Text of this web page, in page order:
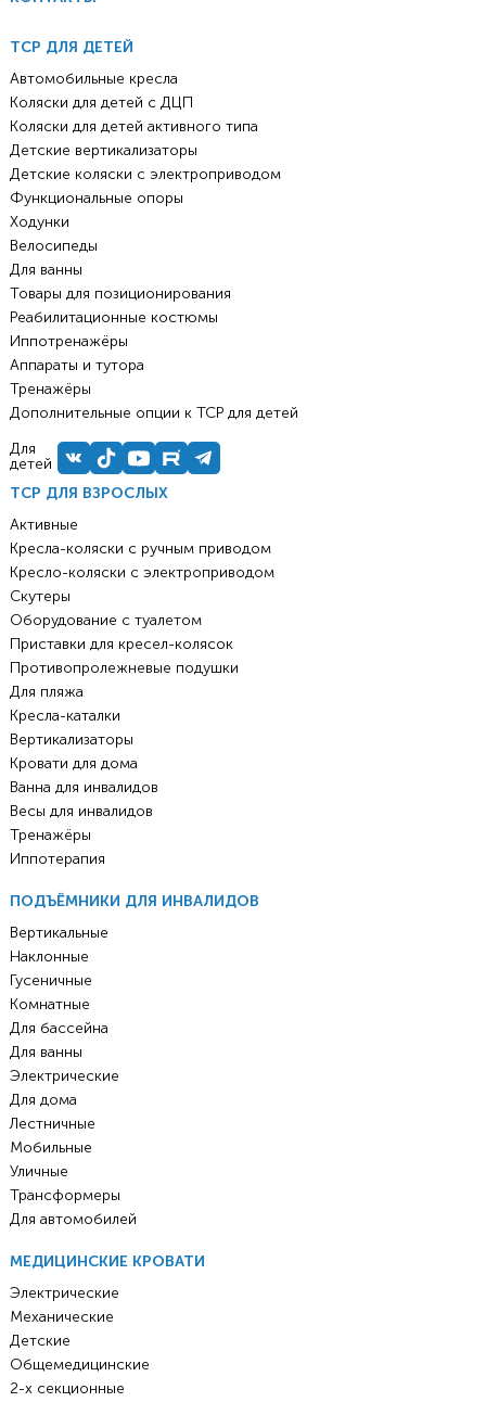
ТСР ДЛЯ ВЗРОСЛЫХ
Активные
Кресла-коляски с ручным приводом
Кресло-коляски с электроприводом
Скутеры
Оборудование с туалетом
Приставки для кресел-колясок
Противопролежневые подушки
Для пляжа
Кресла-каталки
Вертикализаторы
Кровати для дома
Ванна для инвалидов
Весы для инвалидов
Тренажёры
Иппотерапия
ПОДЪЁМНИКИ ДЛЯ ИНВАЛИДОВ
Вертикальные
Наклонные
Гусеничные
Комнатные
Для бассейна
Для ванны
Электрические
Для дома
Лестничные
Мобильные
Уличные
Трансформеры
Для автомобилей
МЕДИЦИНСКИЕ КРОВАТИ
Электрические
Механические
Детские
Общемедицинские
2-х секционные
ТСР ДЛЯ ДЕТЕЙ
Автомобильные кресла
Коляски для детей с ДЦП
Коляски для детей активного типа
Детские вертикализаторы
Детские коляски с электроприводом
Функциональные опоры
Ходунки
Велосипеды
Для ванны
Товары для позиционирования
Реабилитационные костюмы
Иппотренажёры
Аппараты и тутора
Тренажёры
Дополнительные опции к ТСР для детей
Для
детей